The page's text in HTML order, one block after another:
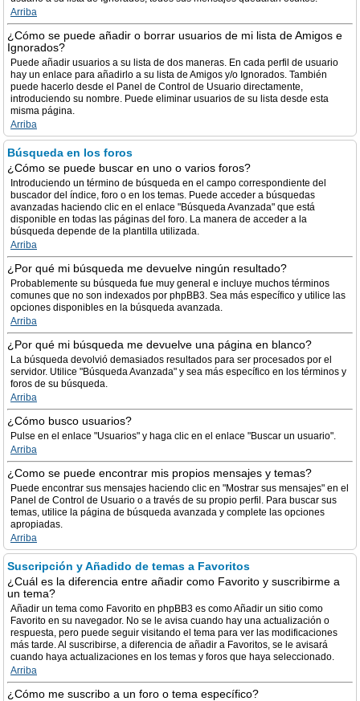
Arriba
¿Cómo se puede añadir o borrar usuarios de mi lista de Amigos e
Ignorados?
Puede añadir usuarios a su lista de dos maneras. En cada perfil de usuario
hay un enlace para añadirlo a su lista de Amigos y/o Ignorados. También
puede hacerlo desde el Panel de Control de Usuario directamente,
introduciendo su nombre. Puede eliminar usuarios de su lista desde esta
misma página.
Arriba
Búsqueda en los foros
¿Cómo se puede buscar en uno o varios foros?
Introduciendo un término de búsqueda en el campo correspondiente del
buscador del índice, foro o en los temas. Puede acceder a búsquedas
avanzadas haciendo clic en el enlace "Búsqueda Avanzada" que está
disponible en todas las páginas del foro. La manera de acceder a la
búsqueda depende de la plantilla utilizada.
Arriba
¿Por qué mi búsqueda me devuelve ningún resultado?
Probablemente su búsqueda fue muy general e incluye muchos términos
comunes que no son indexados por phpBB3. Sea más específico y utilice las
opciones disponibles en la búsqueda avanzada.
Arriba
¿Por qué mi búsqueda me devuelve una página en blanco?
La búsqueda devolvió demasiados resultados para ser procesados por el
servidor. Utilice "Búsqueda Avanzada" y sea más específico en los términos y
foros de su búsqueda.
Arriba
¿Cómo busco usuarios?
Pulse en el enlace "Usuarios" y haga clic en el enlace "Buscar un usuario".
Arriba
¿Como se puede encontrar mis propios mensajes y temas?
Puede encontrar sus mensajes haciendo clic en "Mostrar sus mensajes" en el
Panel de Control de Usuario o a través de su propio perfil. Para buscar sus
temas, utilice la página de búsqueda avanzada y complete las opciones
apropiadas.
Arriba
Suscripción y Añadido de temas a Favoritos
¿Cuál es la diferencia entre añadir como Favorito y suscribirme a
un tema?
Añadir un tema como Favorito en phpBB3 es como Añadir un sitio como
Favorito en su navegador. No se le avisa cuando hay una actualización o
respuesta, pero puede seguir visitando el tema para ver las modificaciones
más tarde. Al suscribirse, a diferencia de añadir a Favoritos, se le avisará
cuando haya actualizaciones en los temas y foros que haya seleccionado.
Arriba
¿Cómo me suscribo a un foro o tema específico?